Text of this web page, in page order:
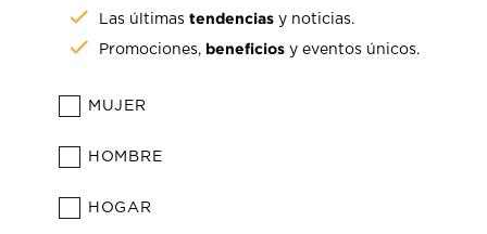
Las últimastendencias y noticias.
Promociones, beneficios y eventos únicos.
MUJER
HOMBRE
HOGAR